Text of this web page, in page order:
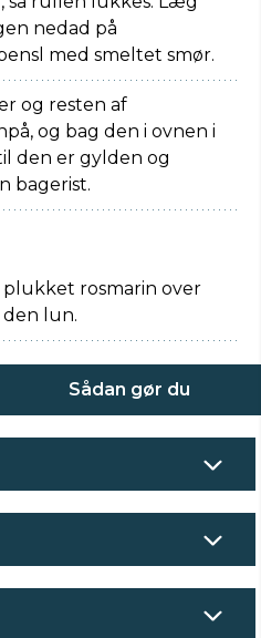
nedad på
med smeltet smør.
og resten af
og bag den i ovnen i
den er gylden og
bagerist.
plukket rosmarin over
den lun.
Sådan gør du